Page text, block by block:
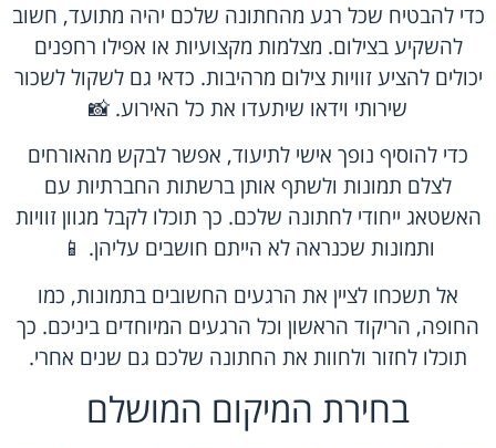
כדי להבטיח שכל רגע מהחתונה שלכם יהיה מתועד, חשוב
להשקיע בצילום. מצלמות מקצועיות או אפילו רחפנים
יכולים להציע זוויות צילום מרהיבות. כדאי גם לשקול לשכור
שירותי וידאו שיתעדו את כל האירוע. 📸
כדי להוסיף נופך אישי לתיעוד, אפשר לבקש מהאורחים
לצלם תמונות ולשתף אותן ברשתות החברתיות עם
האשטאג ייחודי לחתונה שלכם. כך תוכלו לקבל מגוון זוויות
ותמונות שכנראה לא הייתם חושבים עליהן. 📱
אל תשכחו לציין את הרגעים החשובים בתמונות, כמו
החופה, הריקוד הראשון וכל הרגעים המיוחדים ביניכם. כך
תוכלו לחזור ולחוות את החתונה שלכם גם שנים אחרי.
בחירת המיקום המושלם